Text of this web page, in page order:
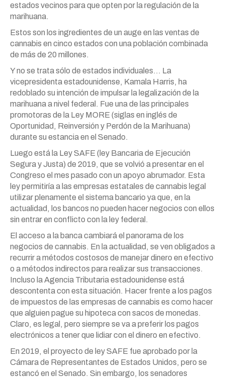
estados vecinos para que opten por la regulación de la
marihuana.
Estos son los ingredientes de un auge en las ventas de
cannabis en cinco estados con una población combinada
de más de 20 millones.
Y no se trata sólo de estados individuales… La
vicepresidenta estadounidense, Kamala Harris, ha
redoblado su intención de impulsar la legalización de la
marihuana a nivel federal. Fue una de las principales
promotoras de la Ley MORE (siglas en inglés de
Oportunidad, Reinversión y Perdón de la Marihuana)
durante su estancia en el Senado.
Luego está la Ley SAFE (ley Bancaria de Ejecución
Segura y Justa) de 2019, que se volvió a presentar en el
Congreso el mes pasado con un apoyo abrumador. Esta
ley permitiría a las empresas estatales de cannabis legal
utilizar plenamente el sistema bancario ya que, en la
actualidad, los bancos no pueden hacer negocios con ellos
sin entrar en conflicto con la ley federal.
El acceso a la banca cambiará el panorama de los
negocios de cannabis. En la actualidad, se ven obligados a
recurrir a métodos costosos de manejar dinero en efectivo
o a métodos indirectos para realizar sus transacciones.
Incluso la Agencia Tributaria estadounidense está
descontenta con esta situación. Hacer frente a los pagos
de impuestos de las empresas de cannabis es como hacer
que alguien pague su hipoteca con sacos de monedas.
Claro, es legal, pero siempre se va a preferir los pagos
electrónicos a tener que lidiar con el dinero en efectivo.
En 2019, el proyecto de ley SAFE fue aprobado por la
Cámara de Representantes de Estados Unidos, pero se
estancó en el Senado. Sin embargo, los senadores